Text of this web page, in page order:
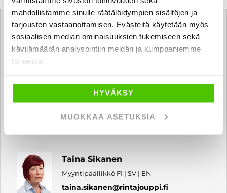
mahdollistamme sinulle räätälöidympien sisältöjen ja
tarjousten vastaanottamisen. Evästeitä käytetään myös
sosiaalisen median ominaisuuksien tukemiseen sekä
kävijämäärän analysointiin meidän ja kumppaniemme
toimesta.
HYVÄKSY
MUOKKAA ASETUKSIA
Tätä ajoneuvoa myy
Alexi Salonen
0400 669 409
Taina Sikanen
Myyntipäällikkö FI | SV | EN
taina.sikanen@rintajouppi.fi